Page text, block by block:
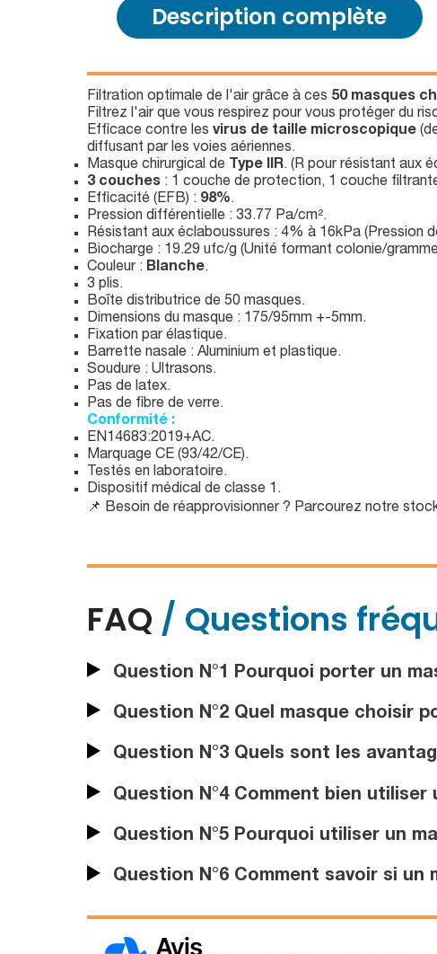
Description complète
Filtration optimale de l'air grâce à ces 50 masques
Filtrez l'air que vous respirez pour vous protéger du
Efficace contre les virus de taille microscopique
diffusant par les voies aériennes.
Masque chirurgical de Type IIR. (R pour résistant aux
3 couches : 1 couche de protection, 1 couche
Efficacité (EFB) : 98%.
Pression différentielle : 33.77 Pa/cm².
Résistant aux éclaboussures : 4% à 16kPa (Pression
Biocharge : 19.29 ufc/g (Unité formant colonie/
Couleur : Blanche.
3 plis.
Boîte distributrice de 50 masques.
Dimensions du masque : 175/95mm +-5mm.
Fixation par élastique.
Barrette nasale : Aluminium et plastique.
Soudure : Ultrasons.
Pas de latex.
Pas de fibre de verre.
Conformité :
EN14683:2019+AC.
Marquage CE (93/42/CE).
Testés en laboratoire.
Dispositif médical de classe 1.
📌 Besoin de réapprovisionner ? Parcourez notre
FAQ / Questions
Question N°1 Pourquoi porter un
Question N°2 Quel masque choisir
Question N°3 Quels sont les
Question N°4 Comment bien
Question N°5 Pourquoi utiliser un
Question N°6 Comment savoir si